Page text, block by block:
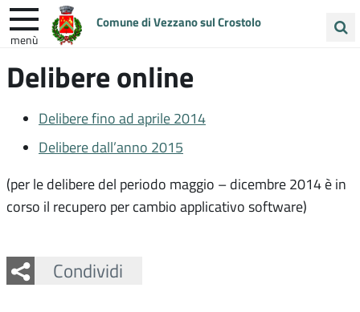
Comune di Vezzano sul Crostolo
menù
nel
ENTRA IN COMUNE
Delibere online
Delibere fino ad aprile 2014
Delibere dall’anno 2015
(per le delibere del periodo maggio – dicembre 2014 è in
corso il recupero per cambio applicativo software)
Condividi
Facebook
Twitter
Whatsapp